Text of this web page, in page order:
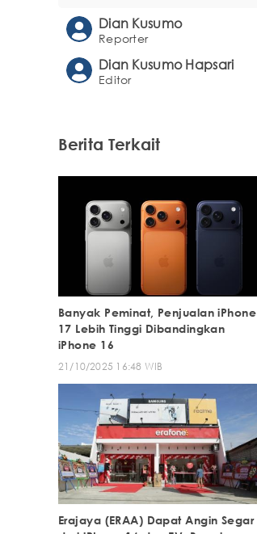
Dian Kusumo
Reporter
Dian Kusumo Hapsari
Editor
Berita Terkait
Banyak Peminat, Penjualan iPhone
17 Lebih Tinggi Dibandingkan
iPhone 16
21/10/2025 16:48 WIB
Erajaya (ERAA) Dapat Angin Segar